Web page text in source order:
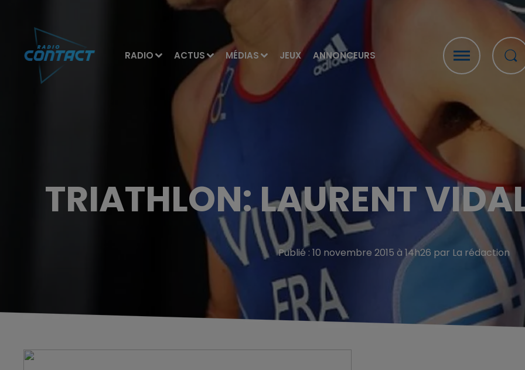
RADIO ACTUS MÉDIAS JEUX ANNONCEURS
TRIATHLON: LAURENT
Publié : 10 novembre 2015 à 14h26 par La rédaction